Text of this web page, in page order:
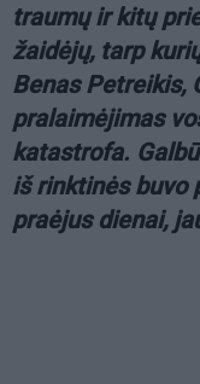
traumų ir kitų
žaidėjų, tarp
Benas Petreikis,
pralaimėjimas
katastrofa.
iš rinktinės buvo
praėjus dienai,